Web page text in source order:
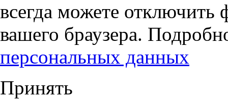
всегда можете отключить
вашего браузера.
персональных данных
Принять